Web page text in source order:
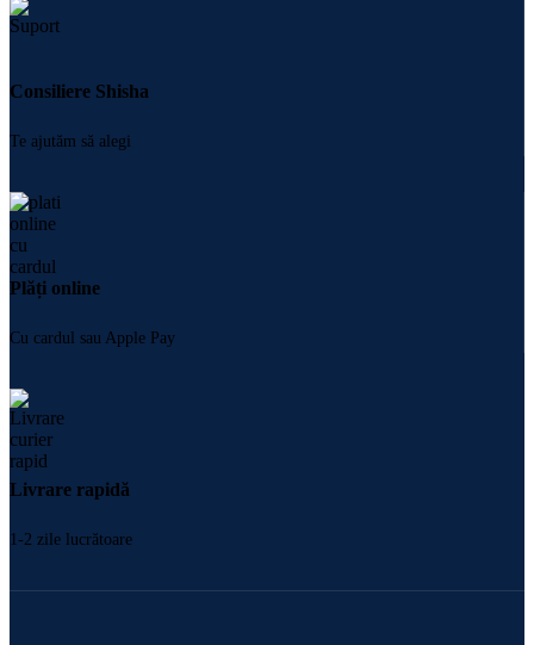
Consiliere Shisha
Te ajutăm să alegi
Plăți online
Cu cardul sau Apple Pay
Livrare rapidă
1-2 zile lucrătoare